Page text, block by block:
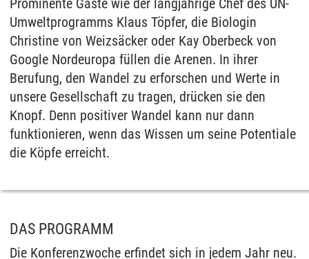
Prominente Gäste wie der langjährige Chef des UN-
Umweltprogramms Klaus Töpfer, die Biologin
Christine von Weizsäcker oder Kay Oberbeck von
Google Nordeuropa füllen die Arenen. In ihrer
Berufung, den Wandel zu erforschen und Werte in
unsere Gesellschaft zu tragen, drücken sie den
Knopf. Denn positiver Wandel kann nur dann
funktionieren, wenn das Wissen um seine Potentiale
die Köpfe erreicht.
DAS PROGRAMM
Die Konferenzwoche erfindet sich in jedem Jahr neu.